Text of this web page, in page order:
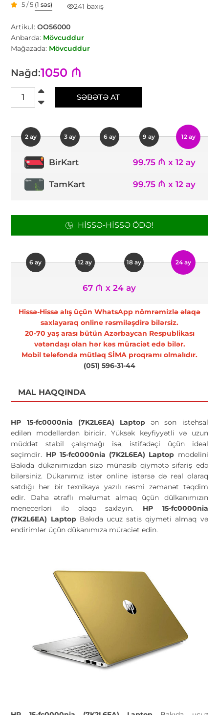
5 / 5 (1 səs) 241 baxış
Artikul:OO56000
Anbarda: Mövcuddur
Mağazada: Mövcuddur
Nağd:1050 ₼
SƏBƏTƏ AT
2 ay 3 ay 6 ay 9 ay 12 ay
BirKart 99.75 ₼ x 12 ay
TamKart 99.75 ₼ x 12 ay
HISSƏ-HISSƏ ÖDƏ!
6 ay 12 ay 18 ay 24 ay
67 ₼ x 24 ay
Hissə-Hissə alış üçün WhatsApp nömrəmizlə əlaqə
saxlayaraq online rəsmiləşdirə bilərsiz.
20-70 yaş arası bütün Azərbaycan Respublikası
vətəndaşı olan hər kəs müraciət edə bilər.
Mobil telefonda mütləq SİMA proqramı olmalıdır.
(051) 596-31-44
MAL HAQQINDA
HP 15-fc0000nia (7K2L6EA) Laptopən son istehsal
edilən modellərdən biridir. Yüksək keyfiyyətli və uzun
müddət stabil çalışmağı isə, istifadəçi üçün ideal
seçimdir. HP 15-fc0000nia (7K2L6EA) Laptop modelini
Bakıda dükanımızdan sizə münasib qiymətə sifariş edə
bilərsiniz. Dükanımız istər online istərsə də real olaraq
satdığı hər bir texnikaya yazılı rəsmi zəmanət təqdim
edir. Daha ətraflı məlumat almaq üçün dülkanımızın
menecerləri ilə əlaqə saxlayın. HP 15-fc0000nia
(7K2L6EA) Laptop Bakıda ucuz satis qiymeti almaq və
endirimlər üçün dükanımıza müraciət edin.